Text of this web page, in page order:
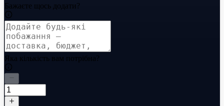
Бажаєте щось додати?
Яка кількість вам потрібна?